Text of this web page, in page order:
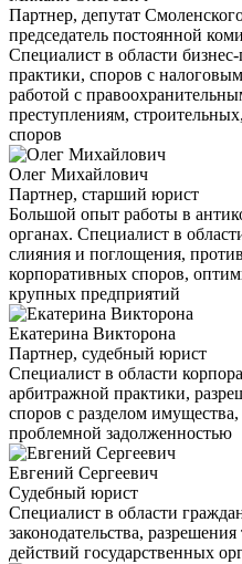
Партнер, депутат
председатель постоянной
Специалист в области
практики, споров с
работой с
преступлениям,
споров
Олег Михайлович
Партнер, старший юрист
Большой опыт работы в
органах. Специалист в
слияния и поглощения,
корпоративных споров,
крупных предприятий
Екатерина Викторона
Партнер, судебный юрист
Специалист в области
арбитражной практики,
споров с разделом
проблемной задолженностью
Евгений Сергеевич
Судебный юрист
Специалист в области
законодательства,
действий государственных